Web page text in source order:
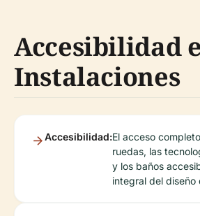
Accesibilidad e
Instalaciones
Accesibilidad:El acceso
ruedas, las
y los baños
integral del diseño